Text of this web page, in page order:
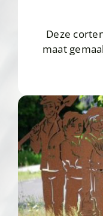
Deze
maat